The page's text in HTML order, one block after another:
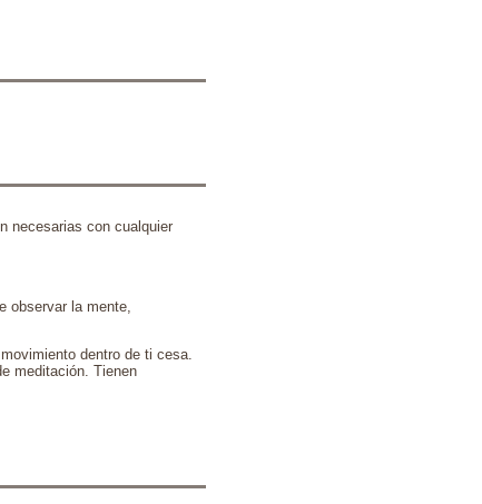
necesarias con cualquier
observar la mente,
dentro de ti cesa.
meditación. Tienen